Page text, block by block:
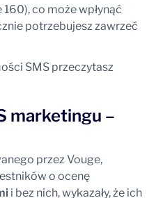
co może wpłynąć
potrzebujesz zawrzeć
SMS przeczytasz
marketingu –
przez Vouge,
o ocenę
i bez nich, wykazały, że ich